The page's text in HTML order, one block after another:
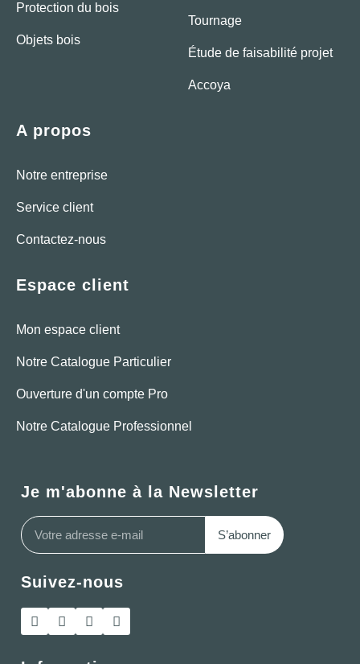
Protection du bois
Objets bois
Tournage
Étude de faisabilité projet
Accoya
A propos
Notre entreprise
Service client
Contactez-nous
Espace client
Mon espace client
Notre Catalogue Particulier
Ouverture d'un compte Pro
Notre Catalogue Professionnel
Je m'abonne à la Newsletter
S’abonner
Suivez-nous